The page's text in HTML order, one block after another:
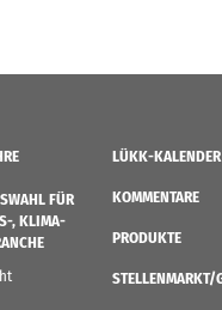
FÜR
, KLIMA-
LÜKK-KALENDER
KOMMENTARE
PRODUKTE
STELLENMARKT/